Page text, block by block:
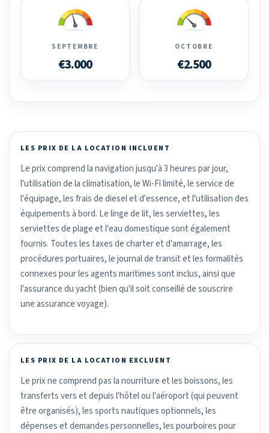
SEPTEMBRE
€3.000
OCTOBRE
€2.500
LES PRIX DE LA LOCATION INCLUENT
Le prix comprend la navigation jusqu'à 3 heures par jour,
l'utilisation de la climatisation, le Wi-Fi limité, le service de
l'équipage, les frais de diesel et d'essence, et l'utilisation des
équipements à bord. Le linge de lit, les serviettes, les
serviettes de plage et l'eau domestique sont également
fournis. Toutes les taxes de charter et d'amarrage, les
procédures portuaires, le journal de transit et les formalités
connexes pour les agents maritimes sont inclus, ainsi que
l'assurance du yacht (bien qu'il soit conseillé de souscrire
une assurance voyage).
LES PRIX DE LA LOCATION EXCLUENT
Le prix ne comprend pas la nourriture et les boissons, les
transferts vers et depuis l'hôtel ou l'aéroport (qui peuvent
être organisés), les sports nautiques optionnels, les
dépenses et demandes personnelles, les pourboires pour